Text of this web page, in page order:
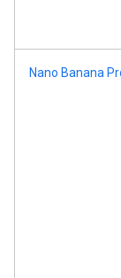
Nano Banana